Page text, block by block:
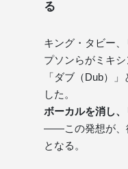
る
キング・タビー
プソンらがミキシ
「ダブ（Dub）
した。
ボーカルを消し
——この発想が、
となる。